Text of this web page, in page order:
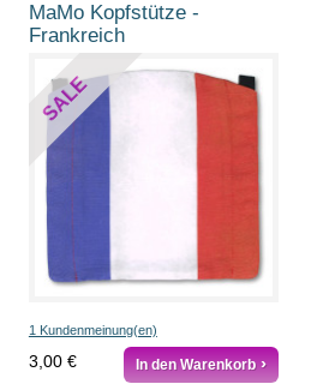
MaMo Kopfstütze -
Frankreich
SALE
1 Kundenmeinung(en)
3,00 € In den Warenkorb